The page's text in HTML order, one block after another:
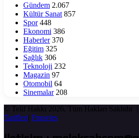
Gündem 2.067
Kültür Sanat 857
Spor 448
Ekonomi 386
Haberler 370
Eğitim 325
Sağlık 306
Teknoloji 232
Magazin 97
Otomobil 64
Sinemalar 208
© Telif Hakkı 2026, Tüm Hakları Saklıdır |
Tarifleri| Fmovies